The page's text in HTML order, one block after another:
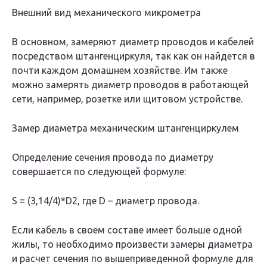
Внешний вид механического микрометра
В основном, замеряют диаметр проводов и кабелей
посредством штангенциркуля, так как он найдется в
почти каждом домашнем хозяйстве. Им также
можно замерять диаметр проводов в работающей
сети, например, розетке или щитовом устройстве.
Замер диаметра механическим штангенциркулем
Определение сечения провода по диаметру
совершается по следующей формуле:
S = (3,14/4)*D2, где D – диаметр провода.
Если кабель в своем составе имеет больше одной
жилы, то необходимо произвести замеры диаметра
и расчет сечения по вышеприведенной формуле для